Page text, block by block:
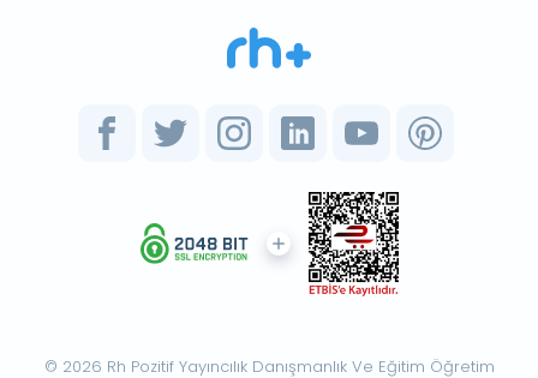
© 2026 Rh Pozitif Yayıncılık Danışmanlık Ve Eğitim Öğretim